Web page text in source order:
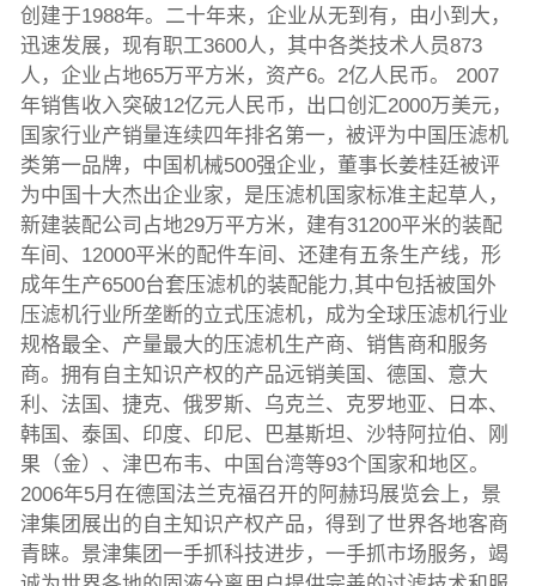
创建于1988年。二十年来，企业从无到有，由小到大，
迅速发展，现有职工3600人，其中各类技术人员873
人，企业占地65万平方米，资产6。2亿人民币。 2007
年销售收入突破12亿元人民币，出口创汇2000万美元，
国家行业产销量连续四年排名第一，被评为中国压滤机
类第一品牌，中国机械500强企业，董事长姜桂廷被评
为中国十大杰出企业家，是压滤机国家标准主起草人，
新建装配公司占地29万平方米，建有31200平米的装配
车间、12000平米的配件车间、还建有五条生产线，形
成年生产6500台套压滤机的装配能力,其中包括被国外
压滤机行业所垄断的立式压滤机，成为全球压滤机行业
规格最全、产量最大的压滤机生产商、销售商和服务
商。拥有自主知识产权的产品远销美国、德国、意大
利、法国、捷克、俄罗斯、乌克兰、克罗地亚、日本、
韩国、泰国、印度、印尼、巴基斯坦、沙特阿拉伯、刚
果（金）、津巴布韦、中国台湾等93个国家和地区。
2006年5月在德国法兰克福召开的阿赫玛展览会上，景
津集团展出的自主知识产权产品，得到了世界各地客商
青睐。景津集团一手抓科技进步，一手抓市场服务，竭